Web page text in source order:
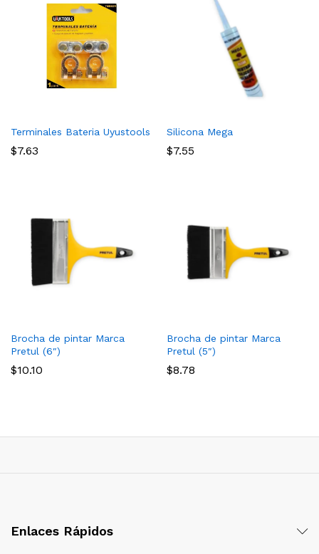
Terminales Bateria Uyustools
$7.63
Silicona Mega
$7.55
Brocha de pintar Marca
Pretul (6″)
$10.10
Brocha de pintar Marca
Pretul (5″)
$8.78
Enlaces Rápidos